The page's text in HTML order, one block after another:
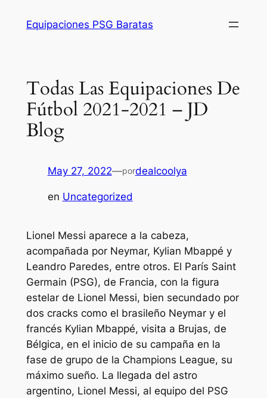
Equipaciones PSG Baratas
Todas Las Equipaciones De
Fútbol 2021-2021 – JD
Blog
May 27, 2022—pordealcoolya
en Uncategorized
Lionel Messi aparece a la cabeza,
acompañada por Neymar, Kylian Mbappé y
Leandro Paredes, entre otros. El París Saint
Germain (PSG), de Francia, con la figura
estelar de Lionel Messi, bien secundado por
dos cracks como el brasileño Neymar y el
francés Kylian Mbappé, visita a Brujas, de
Bélgica, en el inicio de su campaña en la
fase de grupo de la Champions League, su
máximo sueño. La llegada del astro
argentino, Lionel Messi, al equipo del PSG